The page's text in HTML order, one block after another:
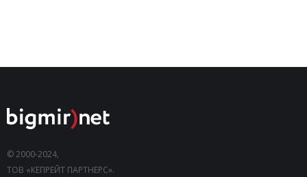
© 2000-2024,
ТОВ «КЕПРЕЙТ ПАРТНЕРС».